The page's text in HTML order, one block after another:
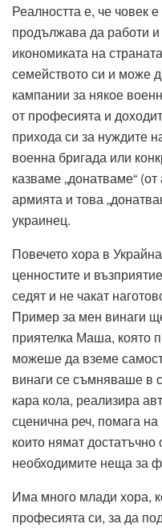
Реалността е, че човек
продължава да работи
икономиката на
семейството си и може
кампании за някое
от професията и
прихода си за нуждите
военна бригада или
казваме „донатваме“
армията и това
украинец.
Повечето хора в
ценностите и
седят и не чакат
Пример за мен винаги
приятелка Маша, която
можеше да вземе
винаги се съмняваше в
кара кола, реализира
сценична реч, помага
които нямат
необходимите неща за
Има много млади хора,
професията си, за да